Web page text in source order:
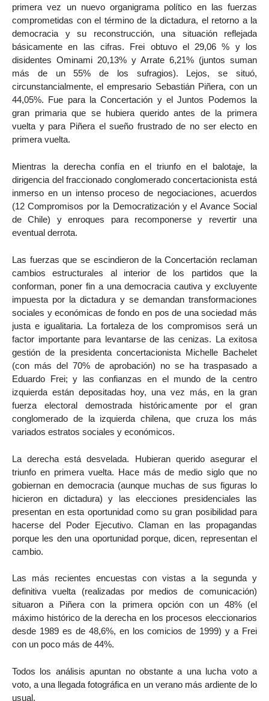
primera vez un nuevo organigrama político en las fuerzas
comprometidas con el término de la dictadura, el retorno a la
democracia y su reconstrucción, una situación reflejada
básicamente en las cifras. Frei obtuvo el 29,06 % y los
disidentes Ominami 20,13% y Arrate 6,21% (juntos suman
más de un 55% de los sufragios). Lejos, se situó,
circunstancialmente, el empresario Sebastián Piñera, con un
44,05%. Fue para la Concertación y el Juntos Podemos la
gran primaria que se hubiera querido antes de la primera
vuelta y para Piñera el sueño frustrado de no ser electo en
primera vuelta.
Mientras la derecha confía en el triunfo en el balotaje, la
dirigencia del fraccionado conglomerado concertacionista está
inmerso en un intenso proceso de negociaciones, acuerdos
(12 Compromisos por la Democratización y el Avance Social
de Chile) y enroques para recomponerse y revertir una
eventual derrota.
Las fuerzas que se escindieron de la Concertación reclaman
cambios estructurales al interior de los partidos que la
conforman, poner fin a una democracia cautiva y excluyente
impuesta por la dictadura y se demandan transformaciones
sociales y económicas de fondo en pos de una sociedad más
justa e igualitaria. La fortaleza de los compromisos será un
factor importante para levantarse de las cenizas. La exitosa
gestión de la presidenta concertacionista Michelle Bachelet
(con más del 70% de aprobación) no se ha traspasado a
Eduardo Frei; y las confianzas en el mundo de la centro
izquierda están depositadas hoy, una vez más, en la gran
fuerza electoral demostrada históricamente por el gran
conglomerado de la izquierda chilena, que cruza los más
variados estratos sociales y económicos.
La derecha está desvelada. Hubieran querido asegurar el
triunfo en primera vuelta. Hace más de medio siglo que no
gobiernan en democracia (aunque muchas de sus figuras lo
hicieron en dictadura) y las elecciones presidenciales las
presentan en esta oportunidad como su gran posibilidad para
hacerse del Poder Ejecutivo. Claman en las propagandas
porque les den una oportunidad porque, dicen, representan el
cambio.
Las más recientes encuestas con vistas a la segunda y
definitiva vuelta (realizadas por medios de comunicación)
situaron a Piñera con la primera opción con un 48% (el
máximo histórico de la derecha en los procesos eleccionarios
desde 1989 es de 48,6%, en los comicios de 1999) y a Frei
con un poco más de 44%.
Todos los análisis apuntan no obstante a una lucha voto a
voto, a una llegada fotográfica en un verano más ardiente de lo
usual.